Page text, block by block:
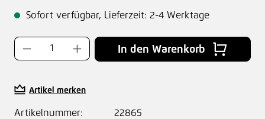
Sofort verfügbar, Lieferzeit: 2-4 Werktage
Produkt Anzahl: Gib den gewünschten
In den Warenkorb
Artikel merken
Artikelnummer:
22865